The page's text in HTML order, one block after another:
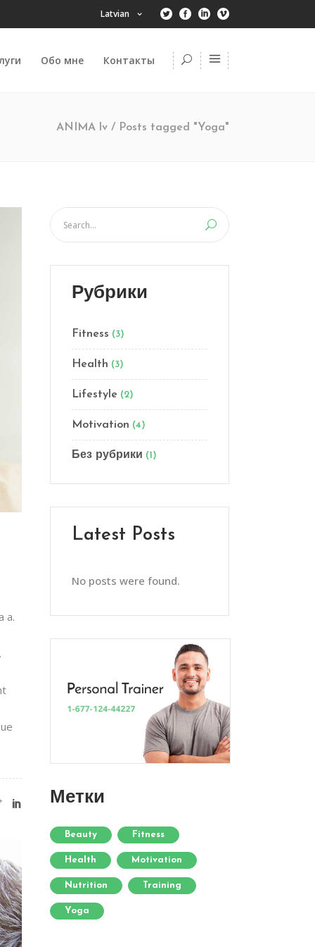
Latvian
Обо мне Контакты
ANIMA lv / Posts tagged "Yoga"
a.
Рубрики
Fitness (3)
Health (3)
Lifestyle (2)
Motivation (4)
Без рубрики (1)
Latest Posts
No posts were found.
Метки
Beauty Fitness
Health Motivation
Nutrition Training
Yoga